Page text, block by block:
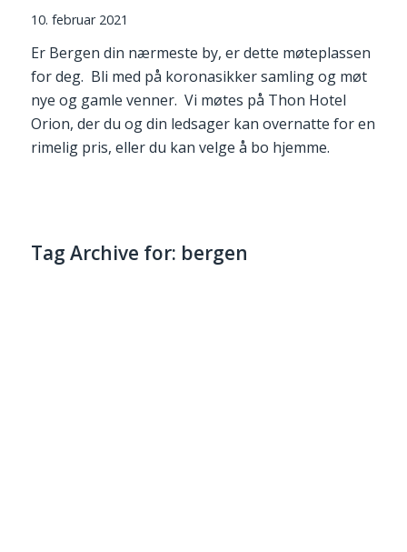
10. februar 2021
Er Bergen din nærmeste by, er dette møteplassen
for deg. Bli med på koronasikker samling og møt
nye og gamle venner. Vi møtes på Thon Hotel
Orion, der du og din ledsager kan overnatte for en
rimelig pris, eller du kan velge å bo hjemme.
Tag Archive for: bergen